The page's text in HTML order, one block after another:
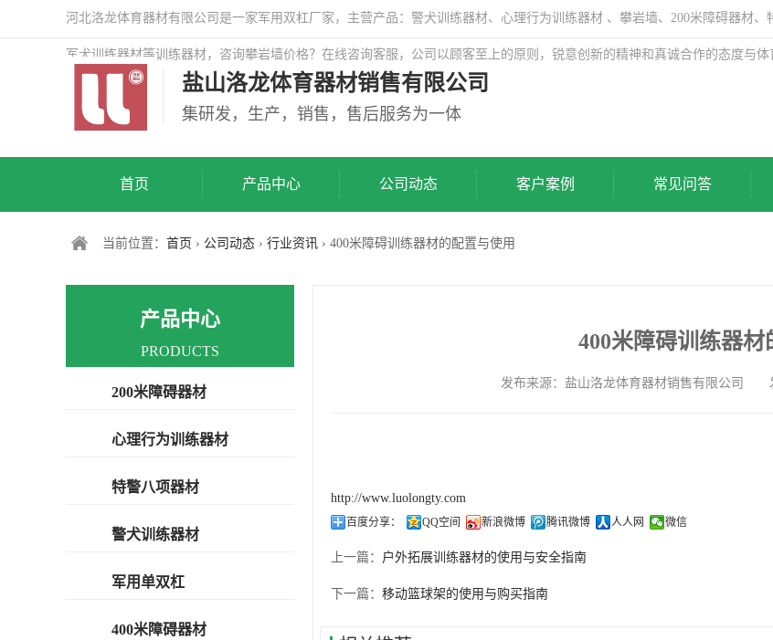
河北洛龙体育器材有限公司是一家军用双杠厂家，主营产品：警犬训练器材、心理行为训练器材 、攀岩墙、200米障碍器材
军犬训练器材等训练器材，咨询攀岩墙价格？在线咨询客服，公司以顾客至上的原则，锐意创新的精神和真诚合作的态度与
盐山洛龙体育器材销售有限公司
集研发，生产，销售，售后服务为一体
首页 产品中心 公司动态 客户案例 常见问答
当前位置： 首页 › 公司动态 › 行业资讯 › 400米障碍训练器材的配置与使用
400米障碍训练器材
发布来源：盐山洛龙体育器材销售有限公司
http://www.luolongty.com
百度分享： QQ空间 新浪微博 腾讯微博 人人网 微信
上一篇： 户外拓展训练器材的使用与安全指南
下一篇： 移动篮球架的使用与购买指南
产品中心
PRODUCTS
200米障碍器材
心理行为训练器材
特警八项器材
警犬训练器材
军用单双杠
400米障碍器材